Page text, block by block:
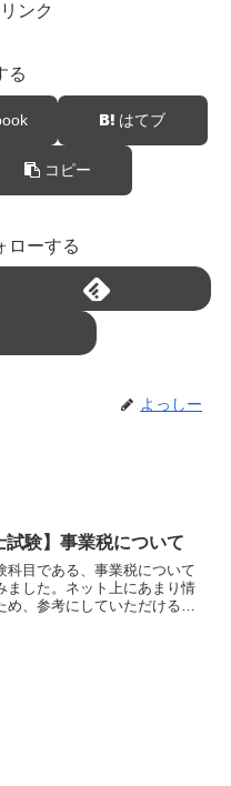
ンク
る
はてブ
コピー
ローする
よっしー
試験】事業税について
科目である、事業税について
ました。ネット上にあまり情
め、参考にしていただけると